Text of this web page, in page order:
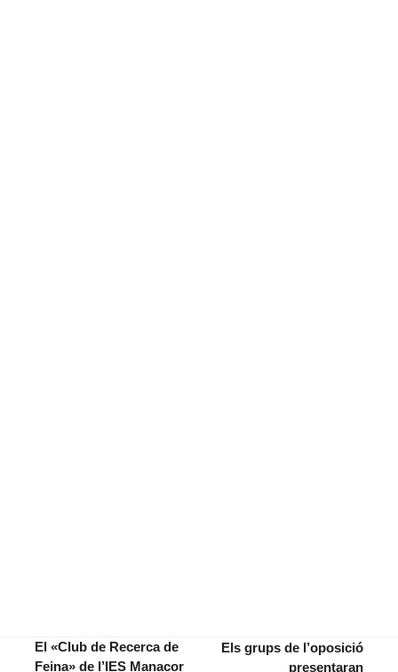
El «Club de Recerca de
Feina» de l’IES Manacor
Els grups de l’oposició
presentaran